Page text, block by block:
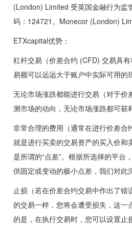
(London) Limited 受英国金融行为监
码：124721。Monecor (London)
ETXcapital优势：
杠杆交易（价差合约 (CFD) 交易具
易额可以远远大于账户中实际可用的
无论市场涨跌都能进行交易（对于价
测市场的动向，无论市场涨跌都可获
非常合理的费用（通常在进行价差合
就是进行买卖的交易资产的买入价和
是所谓的“点差”。根据所选择的平台
供固定或变动的极小点差，我们对此
止损（若在价差合约交易中作出了错
的交易一样，您将会遭受损失，这一
的是，在执行交易时，您可以设置止